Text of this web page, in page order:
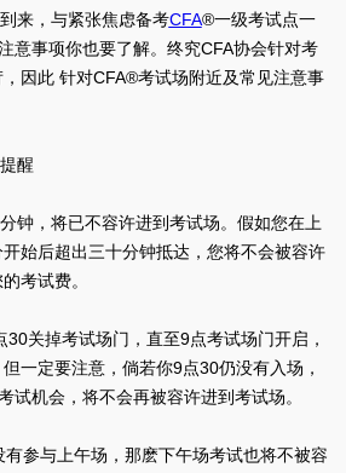
来，与紧张焦虑备考CFA®一级考试点一
意事项你也要了解。终究CFA协会针对考
因此 针对CFA®考试场附近及常见注意事
醒
钟，将已不容许进到考试场。假如您在上
始后超出三十分钟抵达，您将不会被容许
考试费。
关掉考试场门，直至9点考试场门开启，
一定要注意，倘若你9点30仍没有入场，
试机会，将不会再被容许进到考试场。
参与上午场，那麽下午场考试也将不被容